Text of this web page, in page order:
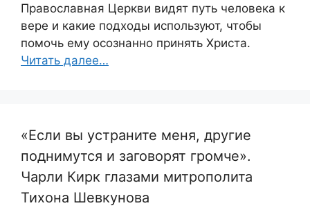
Православная Церкви видят путь человека к
вере и какие подходы используют, чтобы
помочь ему осознанно принять Христа.
Читать далее…
«Если вы устраните меня, другие
поднимутся и заговорят громче».
Чарли Кирк глазами митрополита
Тихона Шевкунова